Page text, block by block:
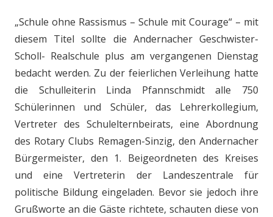
„Schule ohne Rassismus – Schule mit Courage“ – mit
diesem Titel sollte die Andernacher Geschwister-
Scholl- Realschule plus am vergangenen Dienstag
bedacht werden. Zu der feierlichen Verleihung hatte
die Schulleiterin Linda Pfannschmidt alle 750
Schülerinnen und Schüler, das Lehrerkollegium,
Vertreter des Schulelternbeirats, eine Abordnung
des Rotary Clubs Remagen-Sinzig, den Andernacher
Bürgermeister, den 1. Beigeordneten des Kreises
und eine Vertreterin der Landeszentrale für
politische Bildung eingeladen. Bevor sie jedoch ihre
Grußworte an die Gäste richtete, schauten diese von